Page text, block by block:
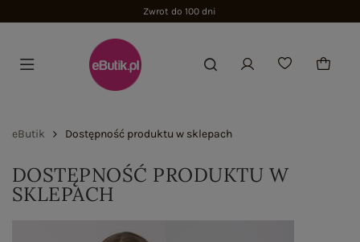
Zwrot do 100 dni
eButik Dostępność produktu w sklepach
DOSTĘPNOŚĆ PRODUKTU W
SKLEPACH